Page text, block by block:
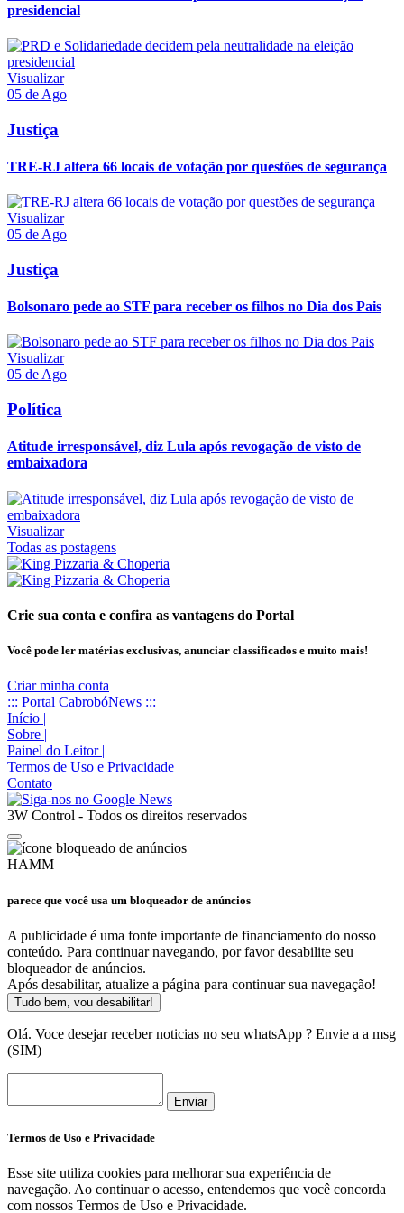
presidencial
Visualizar
05 de Ago
Justiça
TRE-RJ altera 66 locais de votação por questões de segurança
Visualizar
05 de Ago
Justiça
Bolsonaro pede ao STF para receber os filhos no Dia dos Pais
Visualizar
05 de Ago
Política
Atitude irresponsável, diz Lula após revogação de visto de
embaixadora
Visualizar
Todas as postagens
Crie sua conta e confira as vantagens do Portal
Você pode ler matérias exclusivas, anunciar classificados e muito mais!
Criar minha conta
::: Portal CabrobóNews :::
Início |
Sobre |
Painel do Leitor |
Termos de Uso e Privacidade |
Contato
3W Control - Todos os direitos reservados
HAMM
parece que você usa um bloqueador de anúncios
A publicidade é uma fonte importante de financiamento do nosso
conteúdo. Para continuar navegando, por favor desabilite seu
bloqueador de anúncios.
Após desabilitar, atualize a página para continuar sua navegação!
Tudo bem, vou desabilitar!
Olá. Voce desejar receber noticias no seu whatsApp ? Envie a a msg
(SIM)
Enviar
Termos de Uso e Privacidade
Esse site utiliza cookies para melhorar sua experiência de
navegação. Ao continuar o acesso, entendemos que você concorda
com nossos Termos de Uso e Privacidade.